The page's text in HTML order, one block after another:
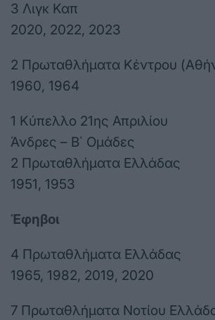
3 Λιγκ Καπ
2020, 2022, 2023
2 Πρωταθλήματα Κέντρου
1960, 1964
1 Κύπελλο 21ης Απριλίου
Άνδρες – Β΄ Ομάδες
2 Πρωταθλήματα Ελλάδας
1951, 1953
Έφηβοι
4 Πρωταθλήματα Ελλάδας
1965, 1982, 2019, 2020
7 Πρωταθλήματα Νοτίου